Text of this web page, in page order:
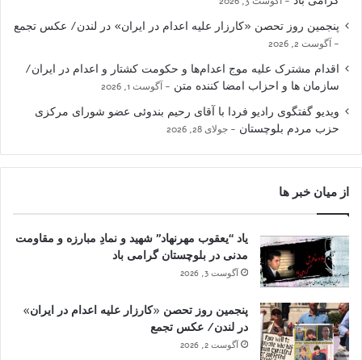
پنجمین روز تحصن «کارزار علیه اعدام در ایران» در لندن/ عکس تجمع
آگوست 2, 2026
اقدام مشترک علیه موج اعدام‌ها و حکومت کشتار و اعدام در ایران/
سازمان ها و احزاب امضا کننده متن
آگوست 1, 2026
ویدیو گفتگوی رادیو فردا با آقای رحیم بندوئی عضو شورای مرکزی
حزب مردم بلوچستان
جولای 28, 2026
از میان خبر ها
یاد “یعقوب مهرنهاد” شهید و نمادِ مبارزه و مقاومت
مدنی در بلوچستان گرامی باد
آگوست 3, 2026
پنجمین روز تحصن «کارزار علیه اعدام در ایران»
در لندن/ عکس تجمع
آگوست 2, 2026